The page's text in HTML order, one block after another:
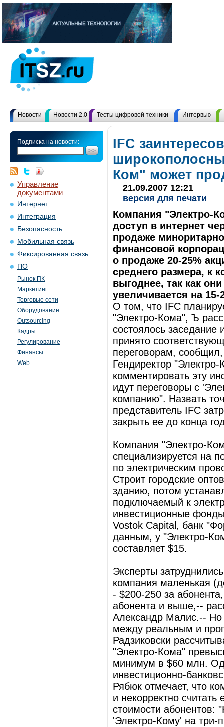
Новости Новости 2.0 Тесты цифровой техники Интервью
Подписка на новости:
Управление
документами
Интернет
Интеграция
Безопасность
Мобильная связь
Фиксированная связь
ПО
Рынок ПК
Маркетинг
Торговые сети
Оборудование
Outsourcing
Кадры
Регулирование
Финансы
Web
IFC
Ком" может
21.09.2007 12:21
версия для печати
Компания "Электро-
доступ в интернет
продаже
финансовой
о продаже 20-25%
среднего размера, к
выгоднее, так как
увеличивается на
О том, что IFC
"Электро-Кома", Ъ
состоялось заседание
принято
переговорам,
Гендиректор
комментировать эту
идут переговоры с
компанию". Назвать
представитель IFC
закрыть ее до конца
Компания "Электро-
специализируется на
по электрическим
Строит городские
зданию, потом
подключаемый к
инвестиционные
Vostok Capital, банк
данным, у "Электро-
составляет $15.
Эксперты
компания маленькая
- $200-250 за
абонента и выше,--
Александр Малис.-- Но
между реальным и
Радзиковски
"Электро-Кома"
минимум в $60 млн.
инвестиционно-
Рябюк отмечает, что
и некорректно
стоимости абонентов:
'Электро-Кому' на три-